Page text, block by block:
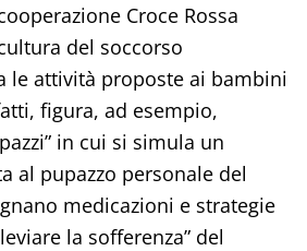
Croce Rossa
del soccorso
le attività proposte ai bambini
figura, ad esempio,
in cui si simula un
al pupazzo personale del
medicazioni e strategie
la sofferenza” del